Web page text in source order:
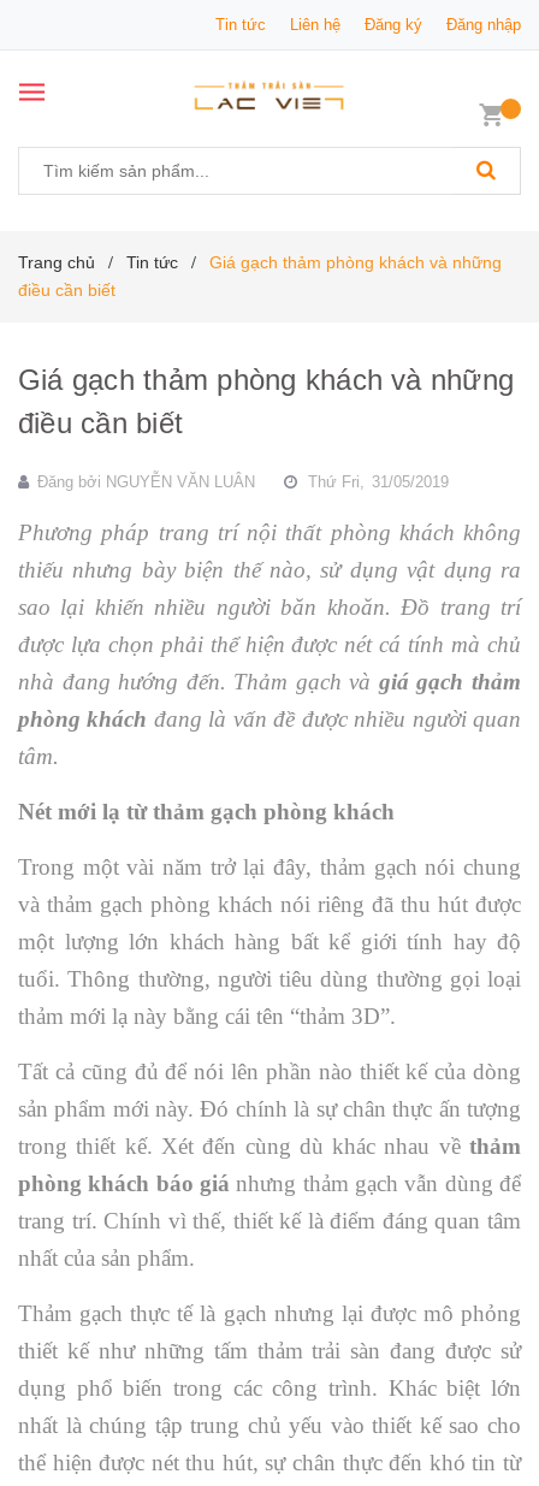
Tin tức Liên hệ Đăng ký Đăng nhập
Trang chủ / Tin tức /
Giá gạch thảm phòng khách và những
điều cần biết
Giá gạch thảm phòng khách và những
điều cần biết
Đăng bởi NGUYỄN VĂN LUÂN Thứ Fri, 31/05/2019
Phương pháp trang trí nội thất phòng khách không
thiếu nhưng bày biện thế nào, sử dụng vật dụng ra
sao lại khiến nhiều người băn khoăn. Đồ trang trí
được lựa chọn phải thể hiện được nét cá tính mà chủ
nhà đang hướng đến. Thảm gạch và giá gạch thảm
phòng khách đang là vấn đề được nhiều người quan
tâm.
Nét mới lạ từ thảm gạch phòng khách
Trong một vài năm trở lại đây, thảm gạch nói chung
và thảm gạch phòng khách nói riêng đã thu hút được
một lượng lớn khách hàng bất kể giới tính hay độ
tuổi. Thông thường, người tiêu dùng thường gọi loại
thảm mới lạ này bằng cái tên “thảm 3D”.
Tất cả cũng đủ để nói lên phần nào thiết kế của dòng
sản phẩm mới này. Đó chính là sự chân thực ấn tượng
trong thiết kế. Xét đến cùng dù khác nhau về thảm
phòng khách báo giánhưng thảm gạch vẫn dùng để
trang trí. Chính vì thế, thiết kế là điểm đáng quan tâm
nhất của sản phẩm.
Thảm gạch thực tế là gạch nhưng lại được mô phỏng
thiết kế như những tấm thảm trải sàn đang được sử
dụng phổ biến trong các công trình. Khác biệt lớn
nhất là chúng tập trung chủ yếu vào thiết kế sao cho
thể hiện được nét thu hút, sự chân thực đến khó tin từ